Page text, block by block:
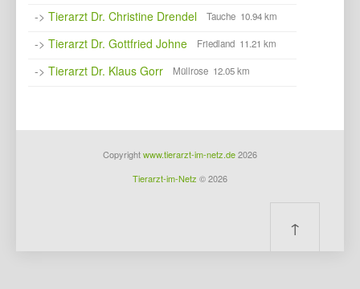
-> Tierarzt Dr. Christine Drendel Tauche 10.94 km
-> Tierarzt Dr. Gottfried Johne Friedland 11.21 km
-> Tierarzt Dr. Klaus Gorr Müllrose 12.05 km
Copyrightwww.tierarzt-im-netz.de2026
Tierarzt-im-Netz © 2026
↑